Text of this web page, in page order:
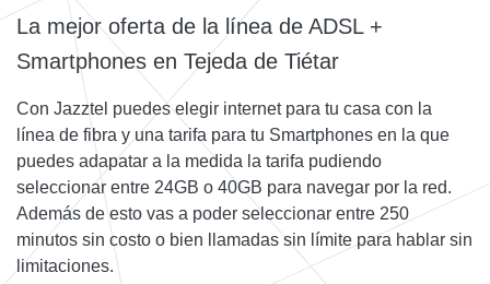
La mejor oferta de la línea de ADSL +
Smartphones en Tejeda de Tiétar
Con Jazztel puedes elegir internet para tu casa con la
línea de fibra y una tarifa para tu Smartphones en la que
puedes adapatar a la medida la tarifa pudiendo
seleccionar entre 24GB o 40GB para navegar por la red.
Además de esto vas a poder seleccionar entre 250
minutos sin costo o bien llamadas sin límite para hablar sin
limitaciones.